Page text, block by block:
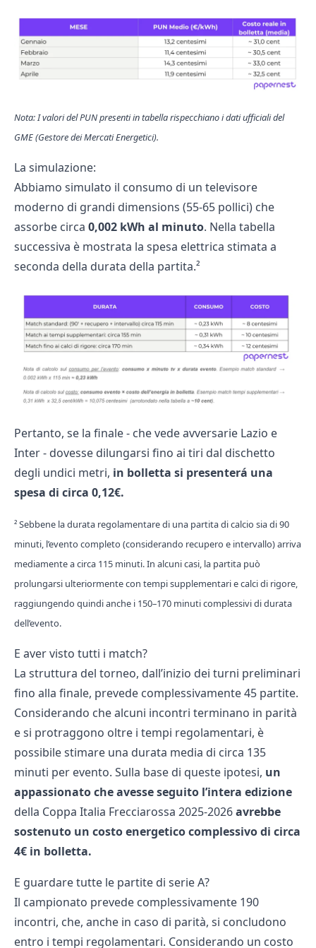
Nota: I valori del PUN presenti in tabella rispecchiano i dati ufficiali del
GME (Gestore dei Mercati Energetici).
La simulazione:
Abbiamo simulato il consumo di un televisore
moderno di grandi dimensions (55-65 pollici) che
assorbe circa 0,002 kWh al minuto. Nella tabella
successiva è mostrata la spesa elettrica stimata a
seconda della durata della partita.²
Pertanto, se la finale - che vede avversarie Lazio e
Inter - dovesse dilungarsi fino ai tiri dal dischetto
degli undici metri, in bolletta si presenterá una
spesa di circa 0,12€.
² Sebbene la durata regolamentare di una partita di calcio sia di 90
minuti, l’evento completo (considerando recupero e intervallo) arriva
mediamente a circa 115 minuti. In alcuni casi, la partita può
prolungarsi ulteriormente con tempi supplementari e calci di rigore,
raggiungendo quindi anche i 150–170 minuti complessivi di durata
dell’evento.
E aver visto tutti i match?
La struttura del torneo, dall’inizio dei turni preliminari
fino alla finale, prevede complessivamente 45 partite.
Considerando che alcuni incontri terminano in parità
e si protraggono oltre i tempi regolamentari, è
possibile stimare una durata media di circa 135
minuti per evento. Sulla base di queste ipotesi, un
appassionato che avesse seguito l’intera edizione
della Coppa Italia Frecciarossa 2025-2026avrebbe
sostenuto un costo energetico complessivo di circa
4€ in bolletta.
E guardare tutte le partite di serie A?
Il campionato prevede complessivamente 190
incontri, che, anche in caso di parità, si concludono
entro i tempi regolamentari. Considerando un costo